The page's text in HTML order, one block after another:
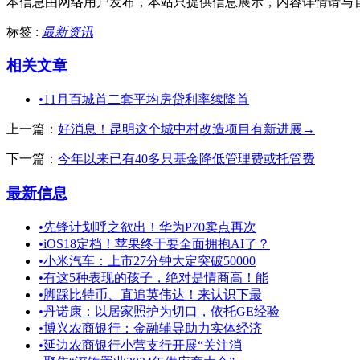
标签 : 最新资讯
相关文章
•11月百城首二套平均房贷利率续降首
上一篇： 好消息！昆明这个城中村改造项目有新进展→
下一篇： 今年以来已有40多只基金降低管理费或托管费
最新信息
•先锋计划呼之欲出！华为P70卖点再次
•iOS18定档！苹果终于要全面拥抱AI了？
•小米汽车：上市27分钟大定突破50000
•有这5种表现的孩子，绝对是情商高！能
•脚踩比特币、直追英伟达！来认识下最
•丹诺康：以居家照护为切口，依托GE经验
•博兴农商银行：金融辅导助力实体经济
•延边农商银行小营支行开展“关注消